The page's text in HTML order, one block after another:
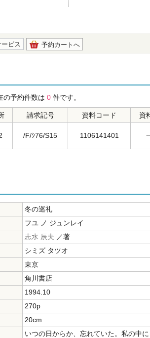
ビス 予約カートへ
の予約件数は 0 件です。
請求記号 資料コード 資
/F/ｼ76/S15 1106141401
冬の巡礼
フユ ノ ジュンレイ
志水 辰夫 ／著
シミズ タツオ
東京
角川書店
1994.10
270p
20cm
いつの日からか、忘れていた。私の中